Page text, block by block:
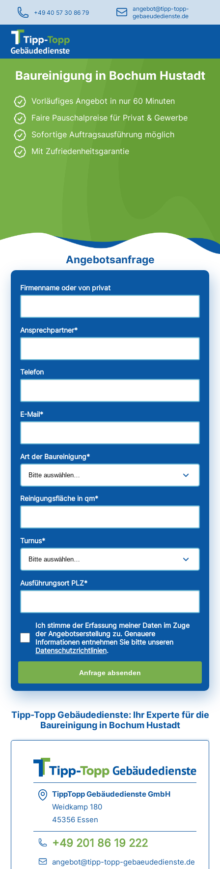
+49 40 57 30 86 79
angebot@tipp-topp-
gebaeudedienste.de
Baureinigung in Bochum Hustadt
Vorläufiges Angebot in nur 60 Minuten
Faire Pauschalpreise für Privat & Gewerbe
Sofortige Auftragsausführung möglich
Mit Zufriedenheitsgarantie
Firmenname oder von privat
Ansprechpartner*
Telefon
E-Mail*
Art der Baureinigung*
Reinigungsfläche in qm*
Turnus*
Ausführungsort PLZ*
Ich stimme der Erfassung meiner Daten im Zuge
der Angebotserstellung zu. Genauere
Informationen entnehmen Sie bitte unseren
Datenschutzrichtlinien.
Anfrage absenden
Tipp-Topp Gebäudedienste: Ihr Experte für die
Baureinigung in Bochum Hustadt
TippTopp Gebäudedienste GmbH
Weidkamp 180
45356 Essen
+49 201 86 19 222
angebot@tipp-topp-gebaeudedienste.de